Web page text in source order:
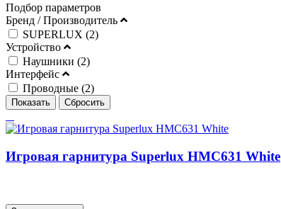
Подбор параметров
Бренд / Производитель
SUPERLUX (2)
Устройство
Наушники (2)
Интерфейс
Проводные (2)
Игровая гарнитура Superlux HMC631 White